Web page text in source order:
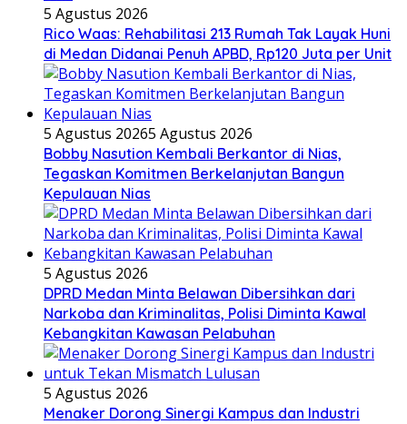
5 Agustus 2026
Rico Waas: Rehabilitasi 213 Rumah Tak Layak Huni
di Medan Didanai Penuh APBD, Rp120 Juta per Unit
5 Agustus 20265 Agustus 2026
Bobby Nasution Kembali Berkantor di Nias,
Tegaskan Komitmen Berkelanjutan Bangun
Kepulauan Nias
5 Agustus 2026
DPRD Medan Minta Belawan Dibersihkan dari
Narkoba dan Kriminalitas, Polisi Diminta Kawal
Kebangkitan Kawasan Pelabuhan
5 Agustus 2026
Menaker Dorong Sinergi Kampus dan Industri